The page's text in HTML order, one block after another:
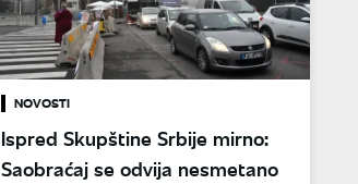
NOVOSTI
Ispred Skupštine Srbije mirno:
Saobraćaj se odvija nesmetano